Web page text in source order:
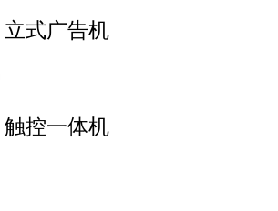
立式广告机
触控一体机